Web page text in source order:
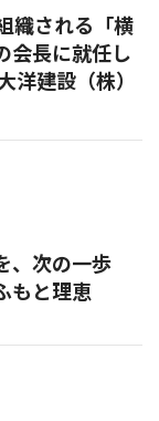
織される「横
会長に就任し
建設（株）
、次の一歩
と理恵